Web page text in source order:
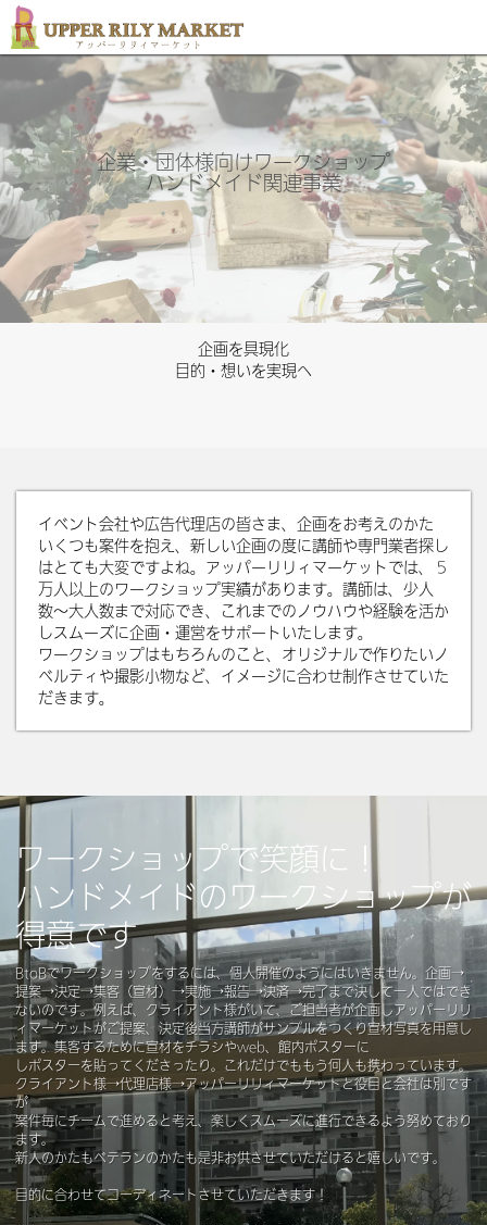
企業・団体様向けワークショップ
ハンドメイド関連事業
企画を具現化
目的・想いを実現へ
イベント会社や広告代理店の皆さま、企画をお考えのかた
いくつも案件を抱え、新しい企画の度に講師や専門業者探し
はとても大変ですよね。アッパーリリィマーケットでは、５
万人以上のワークショップ実績があります。講師は、少人
数〜大人数まで対応でき、これまでのノウハウや経験を活か
しスムーズに企画・運営をサポートいたします。
ワークショップはもちろんのこと、オリジナルで作りたいノ
ベルティや撮影小物など、イメージに合わせ制作させていた
だきます。
ワークショップで笑顔に！
ハンドメイドのワークショップが
得意です
BtoBでワークショップをするには、個人開催のようにはいきません。企画→
提案→決定→集客（宣材）→実施→報告→決済→完了まで決して一人ではでき
ないのです。例えば、クライアント様がいて、ご担当者が企画しアッパーリリ
ィマーケットがご提案、決定後当方講師がサンプルをつくり宣材写真を用意し
ます。集客するために宣材をチラシやweb、館内ポスターに
しポスターを貼ってくださったり。これだけでももう何人も携わっています。
クライアント様→代理店様→アッパーリリィマーケットと役目と会社は別です
が
案件毎にチームで進めると考え、楽しくスムーズに進行できるよう努めており
ます。
新人のかたもベテランのかたも是非お供させていただけると嬉しいです。
目的に合わせてコーディネートさせていただきます！